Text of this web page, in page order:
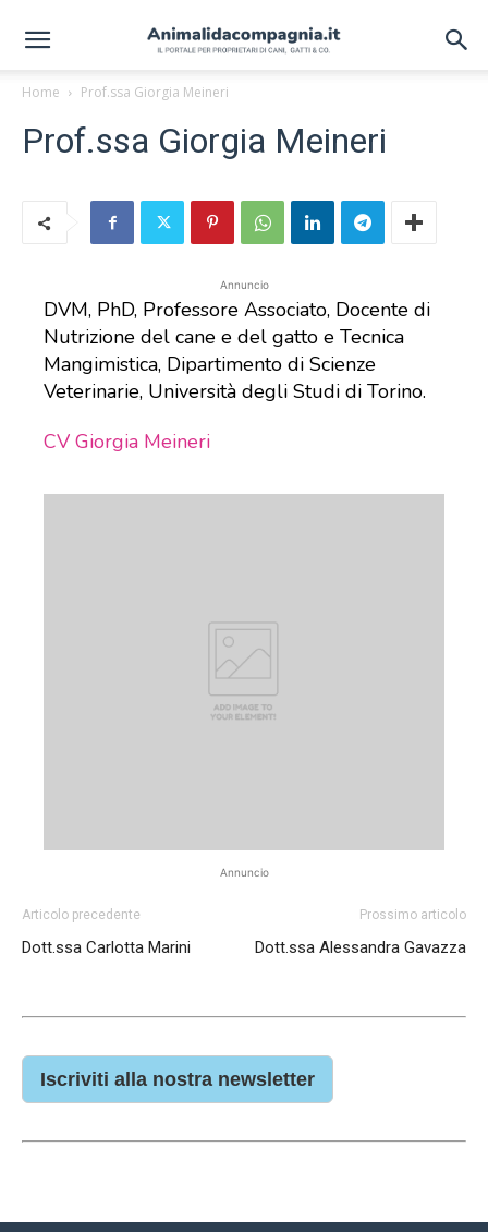
Home Prof.ssa Giorgia Meineri
Prof.ssa Giorgia Meineri
Annuncio
DVM, PhD, Professore Associato, Docente di
Nutrizione del cane e del gatto e Tecnica
Mangimistica, Dipartimento di Scienze
Veterinarie, Università degli Studi di Torino.
CV Giorgia Meineri
Annuncio
Articolo precedente
Dott.ssa Carlotta Marini
Prossimo articolo
Dott.ssa Alessandra Gavazza
Iscriviti alla nostra newsletter